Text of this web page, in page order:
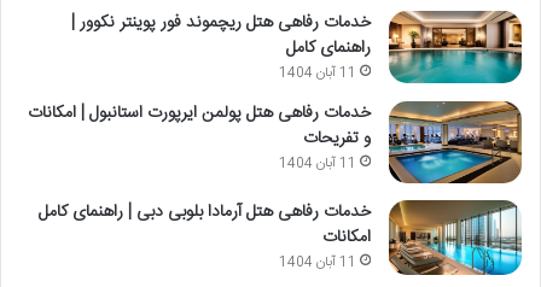
خدمات رفاهی هتل ریچموند فور پوینتر نکوور |
راهنمای کامل
11 آبان 1404
خدمات رفاهی هتل پولمن ایرپورت استانبول | امکانات
و تفریحات
11 آبان 1404
خدمات رفاهی هتل آرمادا بلوبی دبی | راهنمای کامل
امکانات
11 آبان 1404